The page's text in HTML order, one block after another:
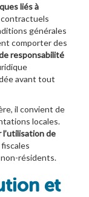
liés à
générales
comporter des
responsabilité
avant tout
il convient de
locales.
de
résidents.
et